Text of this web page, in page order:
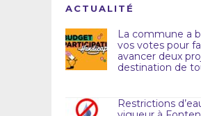
ACTUALITÉ
La commune a
vos votes pour
avancer deux
destination de
Restrictions